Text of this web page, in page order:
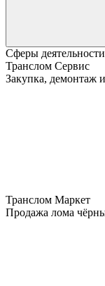
Сферы деятельности
Транслом Сервис
Закупка, демонтаж
Транслом Маркет
Продажа лома